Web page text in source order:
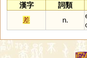
漢字
詞類
差
n.